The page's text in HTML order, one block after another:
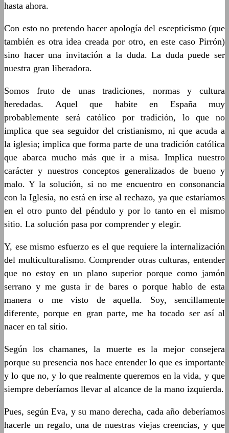
hasta ahora.
Con esto no pretendo hacer apología del escepticismo (que
también es otra idea creada por otro, en este caso Pirrón)
sino hacer una invitación a la duda. La duda puede ser
nuestra gran liberadora.
Somos fruto de unas tradiciones, normas y cultura
heredadas. Aquel que habite en España muy
probablemente será católico por tradición, lo que no
implica que sea seguidor del cristianismo, ni que acuda a
la iglesia; implica que forma parte de una tradición católica
que abarca mucho más que ir a misa. Implica nuestro
carácter y nuestros conceptos generalizados de bueno y
malo. Y la solución, si no me encuentro en consonancia
con la Iglesia, no está en irse al rechazo, ya que estaríamos
en el otro punto del péndulo y por lo tanto en el mismo
sitio. La solución pasa por comprender y elegir.
Y, ese mismo esfuerzo es el que requiere la internalización
del multiculturalismo. Comprender otras culturas, entender
que no estoy en un plano superior porque como jamón
serrano y me gusta ir de bares o porque hablo de esta
manera o me visto de aquella. Soy, sencillamente
diferente, porque en gran parte, me ha tocado ser así al
nacer en tal sitio.
Según los chamanes, la muerte es la mejor consejera
porque su presencia nos hace entender lo que es importante
y lo que no, y lo que realmente queremos en la vida, y que
siempre deberíamos llevar al alcance de la mano izquierda.
Pues, según Eva, y su mano derecha, cada año deberíamos
hacerle un regalo, una de nuestras viejas creencias, y que